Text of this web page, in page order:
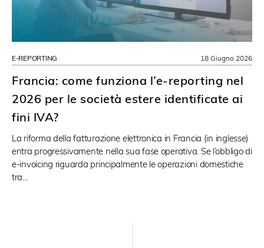
E-REPORTING
Francia: come funziona l’e-reporting nel
2026 per le società estere identificate ai
fini IVA?
La riforma della fatturazione elettronica in Francia (in inglesse)
entra progressivamente nella sua fase operativa. Se l’obbligo di
e-invoicing riguarda principalmente le operazioni domestiche
tra…
18 Giugno 2026